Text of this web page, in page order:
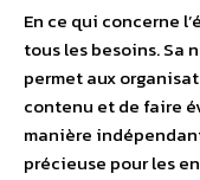
En ce qui concerne
tous les besoins. Sa
permet aux
contenu et de faire
manière
précieuse pour les